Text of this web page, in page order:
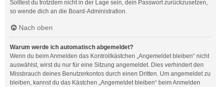
Solltest du trotzdem nicht in der Lage sein, dein Passwort zurückzusetzen,
so wende dich an die Board-Administration.
Nach oben
Warum werde ich automatisch abgemeldet?
Wenn du beim Anmelden das Kontrollkästchen „Angemeldet bleiben“ nicht
auswählst, wirst du nur für eine Sitzung angemeldet. Dies verhindert den
Missbrauch deines Benutzerkontos durch einen Dritten. Um angemeldet zu
bleiben, kannst du das Kästchen „Angemeldet bleiben“ beim Anmelden